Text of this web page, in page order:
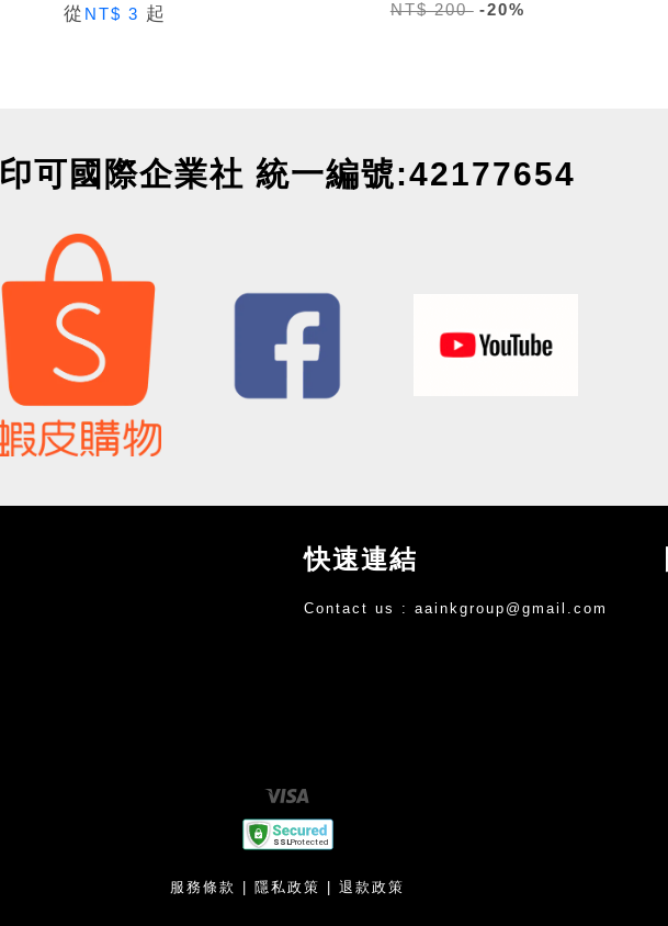
從 NT$ 3 起 NT$ 200 -20%
印可國際企業社 統一編號:42177654
快速連結
Contact us : aainkgroup@gmail.com
服務條款 隱私政策 退款政策